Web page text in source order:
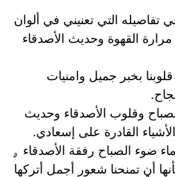
تفاصيله التي تعنيني في ألوان
القهوة وحديث الأصدقاء
بخبر جميل وامنيات
وقلوب الأصدقاء وحديث
القادرة على إسعادي.
ضوء الصباح رفقة الأصدقاء ۄ
أڼ تمنحنا شعور أجمل أتركها